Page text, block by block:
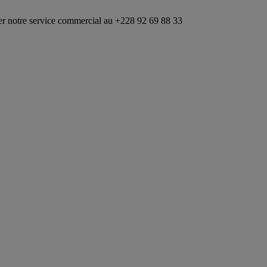
commercial au +228 92 69 88 33